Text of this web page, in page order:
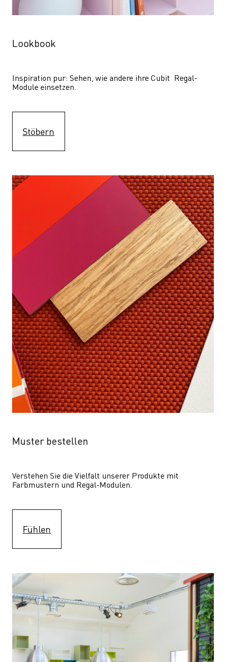
Lookbook
Inspiration pur: Sehen, wie andere ihre Cubit  Regal-
Module einsetzen.
Stöbern
Muster bestellen
Verstehen Sie die Vielfalt unserer Produkte mit
Farbmustern und Regal-Modulen.
Fühlen